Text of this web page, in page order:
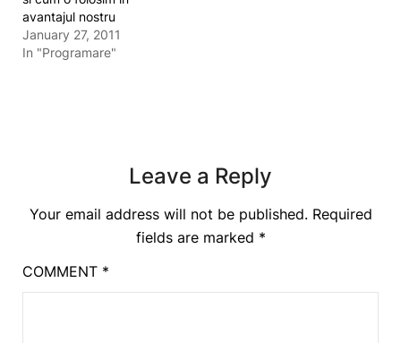
avantajul nostru
January 27, 2011
In "Programare"
Leave a Reply
Your email address will not be published. Required
fields are marked *
COMMENT *